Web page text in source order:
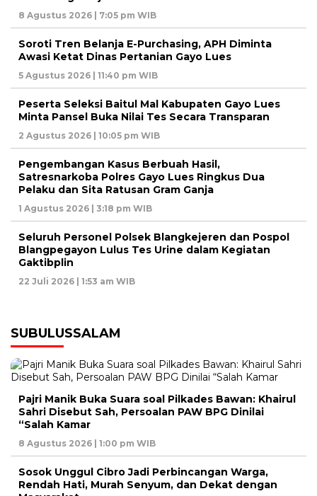
8 Agustus 2026 | 7:05 pm WIB
Soroti Tren Belanja E-Purchasing, APH Diminta
Awasi Ketat Dinas Pertanian Gayo Lues
5 Agustus 2026 | 11:40 pm WIB
Peserta Seleksi Baitul Mal Kabupaten Gayo Lues
Minta Pansel Buka Nilai Tes Secara Transparan
2 Agustus 2026 | 10:05 pm WIB
Pengembangan Kasus Berbuah Hasil,
Satresnarkoba Polres Gayo Lues Ringkus Dua
Pelaku dan Sita Ratusan Gram Ganja
1 Agustus 2026 | 3:18 pm WIB
Seluruh Personel Polsek Blangkejeren dan Pospol
Blangpegayon Lulus Tes Urine dalam Kegiatan
Gaktibplin
22 Juli 2026 | 1:53 am WIB
SUBULUSSALAM
Pajri Manik Buka Suara soal Pilkades Bawan: Khairul
Sahri Disebut Sah, Persoalan PAW BPG Dinilai
“Salah Kamar
8 Agustus 2026 | 1:00 pm WIB
Sosok Unggul Cibro Jadi Perbincangan Warga,
Rendah Hati, Murah Senyum, dan Dekat dengan